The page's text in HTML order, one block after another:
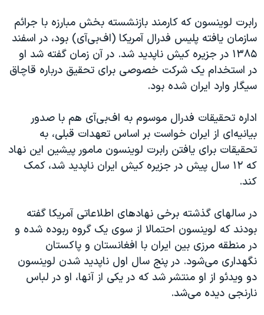
رابرت لوینسون که کارمند بازنشسته بخش مبارزه با جرائم
سازمان یافته پلیس فدرال آمریکا (اف‌بی‌آی) بود، در اسفند
۱۳۸۵ در جزیره کیش ناپدید شد. در آن زمان گفته شد او
در استخدام یک شرکت خصوصی برای تحقیق درباره قاچاق
سیگار وارد ایران شده بود.
اداره تحقیقات فدرال موسوم به اف‌بی‌آی هم با صدور
بیانیه‌ای از ایران خواست بر اساس تعهدات قبلی، به
تحقیقات برای یافتن رابرت لوینسون مامور پیشین این نهاد
که ۱۲ سال پیش در جزیره کیش ایران ناپدید شد، کمک
کند.
در سالهای گذشته برخی نهادهای اطلاعاتی آمریکا گفته
بودند که لوینسون احتمالا از سوی یک گروه ربوده شده و
در منطقه مرزی بین ایران با افغانستان و پاکستان
نگهداری می‌شود. در پنج سال اول ناپدید شدن لوینسون
دو ویدئو از او منتشر شد که در یکی از آنها، او در لباس
نارنجی دیده می‌شد.